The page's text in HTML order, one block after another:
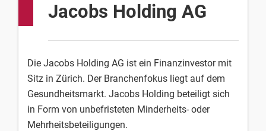
Jacobs Holding AG
Die Jacobs Holding AG ist ein Finanzinvestor mit
Sitz in Zürich. Der Branchenfokus liegt auf dem
Gesundheitsmarkt. Jacobs Holding beteiligt sich
in Form von unbefristeten Minderheits- oder
Mehrheitsbeteiligungen.